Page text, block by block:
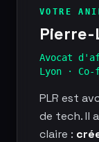
VOTRE
Avocat
Lyon · Co-
PLR est
de tech. Il
claire :